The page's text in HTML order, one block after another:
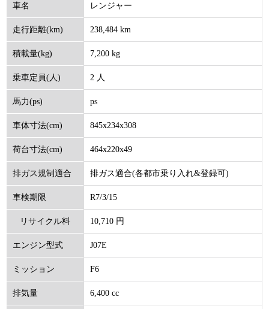
車名 レンジャー
走行距離(km) 238,484 km
積載量(kg) 7,200 kg
乗車定員(人) 2 人
馬力(ps) ps
車体寸法(cm) 845x234x308
荷台寸法(cm) 464x220x49
排ガス規制適合 排ガス適合(各都市乗り入れ&登録可)
車検期限 R7/3/15
リサイクル料
(円)
10,710 円
エンジン型式 J07E
ミッション F6
排気量 6,400 cc